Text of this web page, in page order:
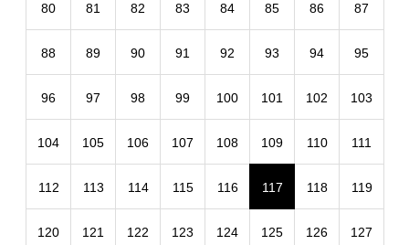
80 81 82 83 84 85 86 87
88 89 90 91 92 93 94 95
96 97 98 99 100 101 102 103
104 105 106 107 108 109 110 111
112 113 114 115 116 117 118 119
120 121 122 123 124 125 126 127